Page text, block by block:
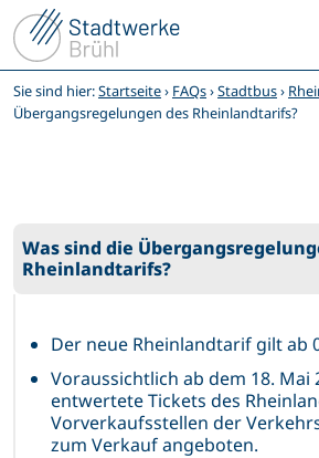
Zum
Inhalt
springen
Sie sind hier:Startseite› FAQs›Stadtbus›
Übergangsregelungen des Rheinlandtarifs?
Was sind die
Rheinlandtarifs?
Der neue Rheinlandtarif gilt ab
Voraussichtlich ab dem 18. Mai
entwertete Tickets des
Vorverkaufsstellen der
zum Verkauf angeboten.